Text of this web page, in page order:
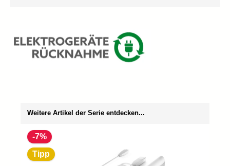
Weitere Artikel der Serie entdecken...
-7%
Tipp